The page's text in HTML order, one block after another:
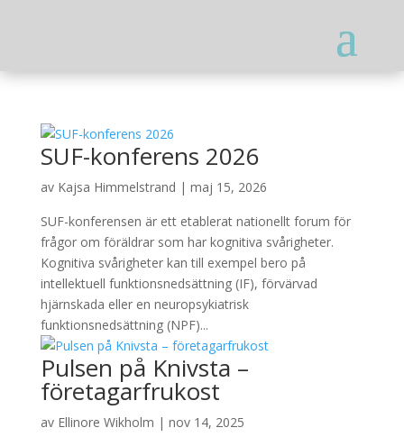
SUF-konferens 2026
av Kajsa Himmelstrand | maj 15, 2026
SUF-konferensen är ett etablerat nationellt forum för
frågor om föräldrar som har kognitiva svårigheter.
Kognitiva svårigheter kan till exempel bero på
intellektuell funktionsnedsättning (IF), förvärvad
hjärnskada eller en neuropsykiatrisk
funktionsnedsättning (NPF)...
Pulsen på Knivsta –
företagarfrukost
av Ellinore Wikholm | nov 14, 2025